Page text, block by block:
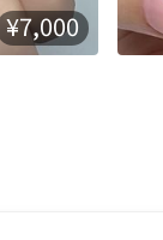
¥7,000